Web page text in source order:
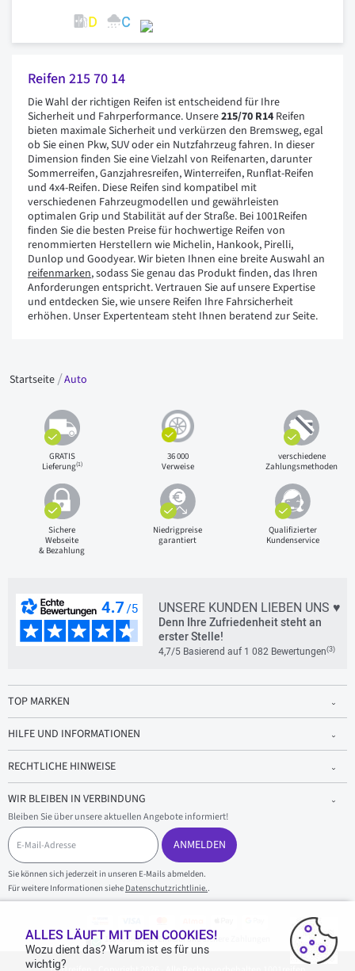
Reifen 215 70 14
Die Wahl der richtigen Reifen ist entscheidend für Ihre
Sicherheit und Fahrperformance. Unsere215/70 R14 Reifen
bieten maximale Sicherheit und verkürzen den Bremsweg, egal
ob Sie einen Pkw, SUV oder ein Nutzfahrzeug fahren. In dieser
Dimension finden Sie eine Vielzahl von Reifenarten, darunter
Sommerreifen, Ganzjahresreifen, Winterreifen, Runflat-Reifen
und 4x4-Reifen. Diese Reifen sind kompatibel mit
verschiedenen Fahrzeugmodellen und gewährleisten
optimalen Grip und Stabilität auf der Straße. Bei 1001Reifen
finden Sie die besten Preise für hochwertige Reifen von
renommierten Herstellern wie Michelin, Hankook, Pirelli,
Dunlop und Goodyear. Wir bieten Ihnen eine breite Auswahl an
reifenmarken, sodass Sie genau das Produkt finden, das Ihren
Anforderungen entspricht. Vertrauen Sie auf unsere Expertise
und entdecken Sie, wie unsere Reifen Ihre Fahrsicherheit
erhöhen. Unser Expertenteam steht Ihnen beratend zur Seite.
Startseite Auto
GRATIS
Lieferung(1)
36 000
Verweise
verschiedene
Zahlungsmethoden
Sichere
Webseite
& Bezahlung
Niedrigpreise
garantiert
Qualifizierter
Kundenservice
UNSERE KUNDEN LIEBEN UNS ♥
Denn Ihre Zufriedenheit steht an
erster Stelle!
4,7/5 Basierend auf 1 082 Bewertungen(3)
TOP MARKEN
HILFE UND INFORMATIONEN
RECHTLICHE HINWEISE
WIR BLEIBEN IN VERBINDUNG
Bleiben Sie über unsere aktuellen Angebote informiert!
E
-
M
a
i
l
ANMELDEN
Sie können sich jederzeit in unseren E-Mails abmelden.
Für weitere Informationen siehe Datenschutzrichtlinie..
100 % sicherer Einkauf und sichere Zahlungen
ALLES LÄUFT MIT DEN COOKIES!
Wozu dient das? Warum ist es für uns
wichtig?